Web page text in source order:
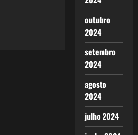
outubro
2024
setembro
2024
agosto
2024
julho 2024